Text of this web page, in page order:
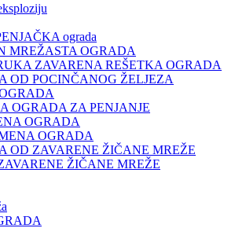
ograda
MREŽASTA OGRADA
ZAVARENA REŠETKA OGRADA
OD POCINČANOG ŽELJEZA
OGRADA ZA PENJANJE
OGRADA
OGRADA
OD ZAVARENE ŽIČANE MREŽE
ŽIČANE MREŽE